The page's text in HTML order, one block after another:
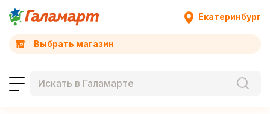
Екатеринбург
Выбрать магазин